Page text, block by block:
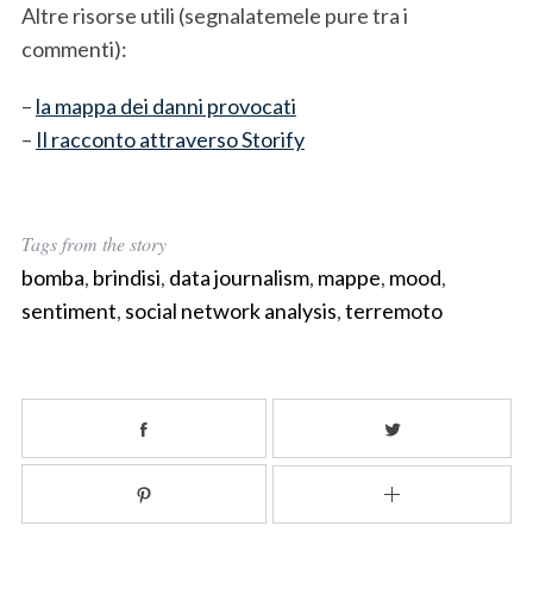
Altre risorse utili (segnalatemele pure tra i
commenti):
– la mappa dei danni provocati
– Il racconto attraverso Storify
Tags from the story
bomba, brindisi, data journalism, mappe, mood,
sentiment, social network analysis,terremoto